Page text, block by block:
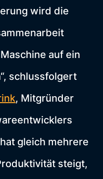
wird die
auf ein
schlussfolgert
, Mitgründer
gleich mehrere
steigt,